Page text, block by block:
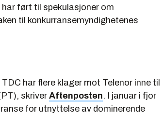
ført til spekulasjoner om
til konkurransemyndighetenes
har flere klager mot Telenor inne til
skriverAftenposten. I januar i fjor
for utnyttelse av dominerende